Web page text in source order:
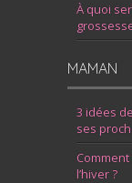
À quoi
MAMAN
3 idées
ses
l’hiver ?